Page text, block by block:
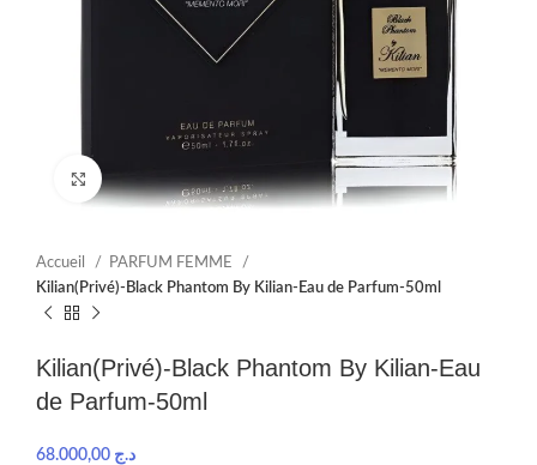
Click to enlarge
Accueil
PARFUM FEMME
Kilian(Privé)-Black Phantom By Kilian-Eau de Parfum-50ml
Kilian(Privé)-Black Phantom By Kilian-Eau
de Parfum-50ml
د.ج